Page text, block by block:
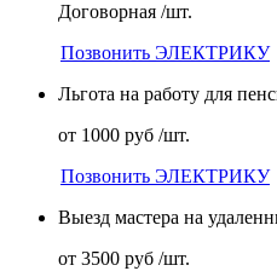
Договорная /шт.
Позвонить ЭЛЕКТРИКУ
Льгота на работу для
от 1000 руб /шт.
Позвонить ЭЛЕКТРИКУ
Выезд мастера на
от 3500 руб /шт.